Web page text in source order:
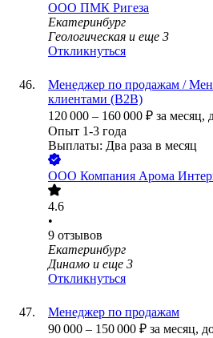
ООО ПМК Ригеза
Екатеринбург
Геологическая и еще 3
Откликнуться
Менеджер по продажам /
клиентами (B2B)
120 000 – 160 000 ₽ за месяц,
Опыт 1-3 года
Выплаты: Два раза в месяц
ООО Компания Арома
4.6
•
9 отзывов
Екатеринбург
Динамо и еще 3
Откликнуться
Менеджер по продажам
90 000 – 150 000 ₽ за месяц,